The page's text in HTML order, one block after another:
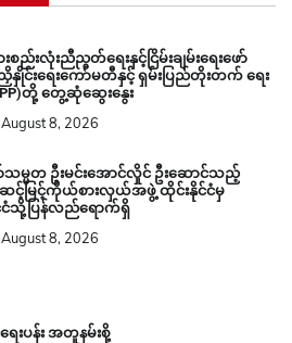
စည်းလုံးညီညွတ်ရေးနှင့်ငြိမ်းချမ်းရေးဖော်
နှိုင်းရေးကော်မတီနှင့် ရှမ်းပြည်တိုးတက် ရေး
တို့ တွေ့ဆုံဆွေးနွေး
August 8, 2026
သမ္မတ ဦးမင်းအောင်လှိုင် ဦးဆောင်သည့်
ဆင့်မြင့်ကိုယ်စားလှယ်အဖွဲ့ ထိုင်းနိုင်ငံမှ
င်ငံသို့ပြန်လည်ရောက်ရှိ
August 8, 2026
းရေးပန်း အတူနမ်းစို့